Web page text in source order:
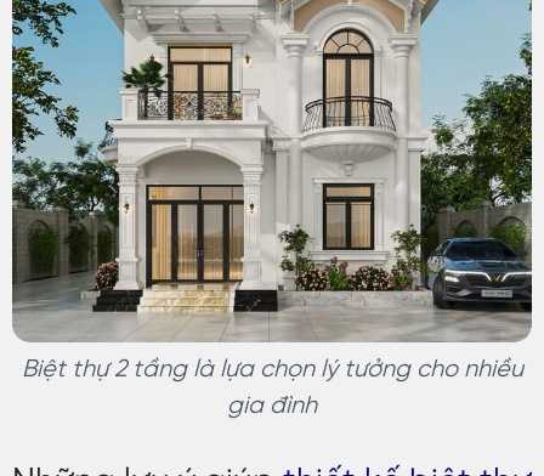
Biệt thự 2 tầng là lựa chọn lý tưởng cho nhiều
gia đình